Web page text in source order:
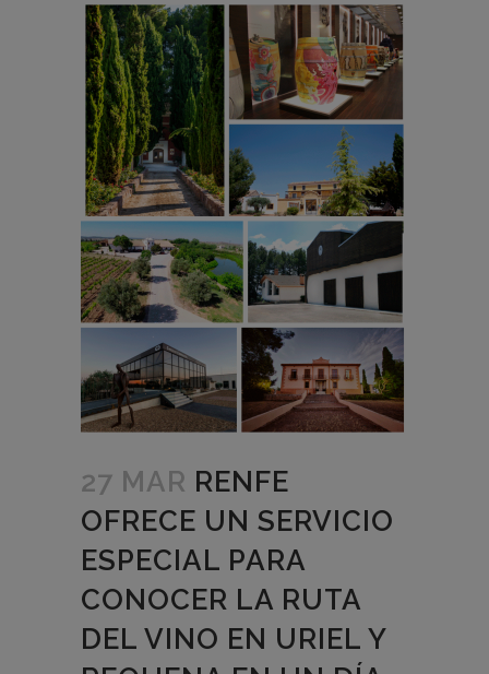
27 MAR RENFE
OFRECE UN SERVICIO
ESPECIAL PARA
CONOCER LA RUTA
DEL VINO EN URIEL Y